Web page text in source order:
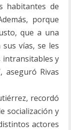
habitantes de
porque
que a una
vías, se les
intransitables y
aseguró Rivas
recordó
socialización y
actores